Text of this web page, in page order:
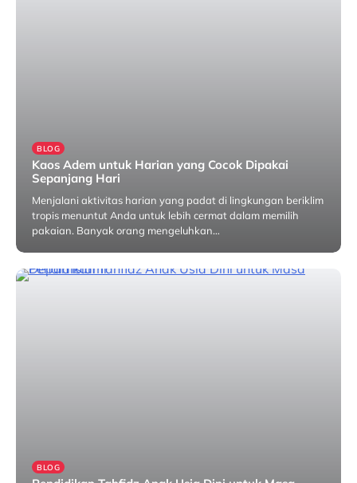
BLOG
Kaos Adem untuk Harian yang Cocok Dipakai
Sepanjang Hari
Menjalani aktivitas harian yang padat di lingkungan beriklim
tropis menuntut Anda untuk lebih cermat dalam memilih
pakaian. Banyak orang mengeluhkan…
Mei 19, 2026
BLOG